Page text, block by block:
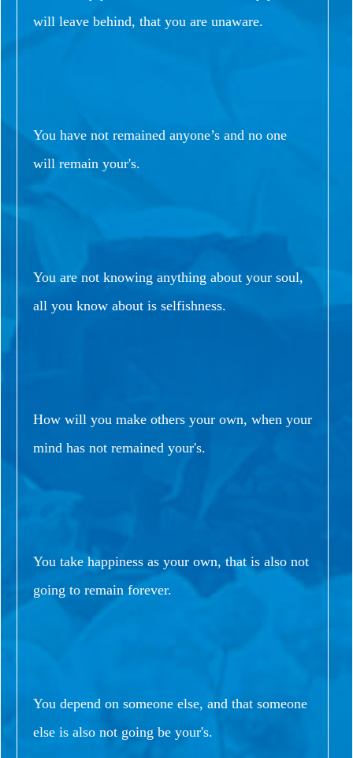
will leave behind, that you are unaware.
You have not remained anyone’s and no one
will remain your's.
You are not knowing anything about your soul,
all you know about is selfishness.
How will you make others your own, when your
mind has not remained your's.
You take happiness as your own, that is also not
going to remain forever.
You depend on someone else, and that someone
else is also not going be your's.